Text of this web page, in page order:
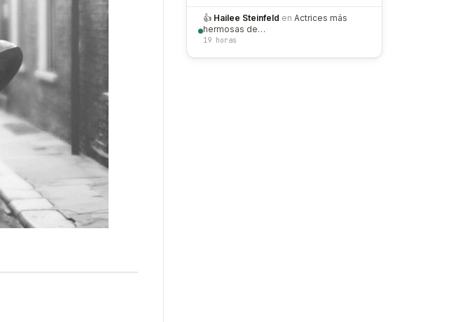
👍 Hailee Steinfeld en Actrices más
hermosas de…
19 horas